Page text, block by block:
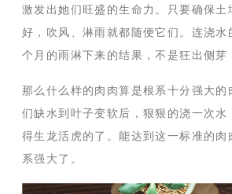
激发出她们旺盛的生命力。只要确保土
好，吹风、淋雨就都随便它们。连浇水
个月的雨淋下来的结果，不是狂出侧芽
那么什么样的肉肉算是根系十分强大的
们缺水到叶子变软后，狠狠的浇一次
得生龙活虎的了。能达到这一标准的肉
系强大了。